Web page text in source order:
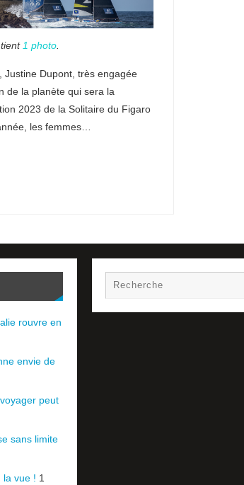
1 photo
Justine Dupont, très engagée
de la planète qui sera la
2023 de la Solitaire du Figaro
les femmes…
rouvre en
envie de
peut
sans limite
la vue ! 1